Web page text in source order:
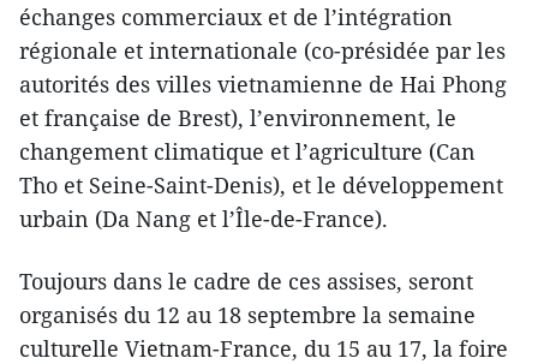
échanges commerciaux et de l’intégration
régionale et internationale (co-présidée par les
autorités des villes vietnamienne de Hai Phong
et française de Brest), l’environnement, le
changement climatique et l’agriculture (Can
Tho et Seine-Saint-Denis), et le développement
urbain (Da Nang et l’Île-de-France).
Toujours dans le cadre de ces assises, seront
organisés du 12 au 18 septembre la semaine
culturelle Vietnam-France, du 15 au 17, la foire